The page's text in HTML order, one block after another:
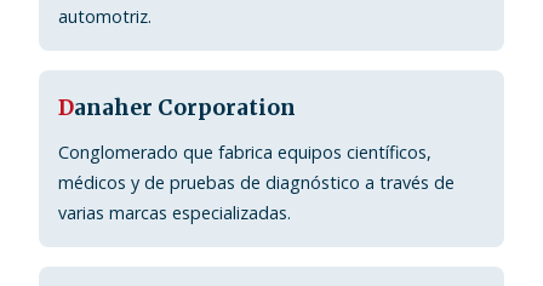
automotriz.
Danaher Corporation
Conglomerado que fabrica equipos científicos,
médicos y de pruebas de diagnóstico a través de
varias marcas especializadas.